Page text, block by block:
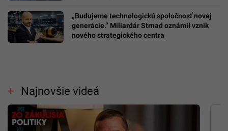
„Budujeme technologickú spoločnosť novej
generácie.“ Miliardár Strnad oznámil vznik
nového strategického centra
Najnovšie videá